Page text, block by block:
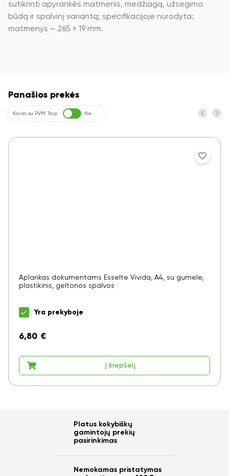
sutikrinti apyrankės matmenis, medžiagą, užsegimo
būdą ir spalvinį variantą; specifikacijoje nurodyta:
matmenys – 265 × 19 mm.
Panašios prekės
Kaina su PVM Taip Ne
Aplankas dokumentams Esselte Vivida, A4, su gumele,
plastikinis, geltonos spalvos
Yra prekyboje
6,80 €
Į krepšelį
Platus kokybiškų
gamintojų prekių
pasirinkimas
Nemokamas pristatymas